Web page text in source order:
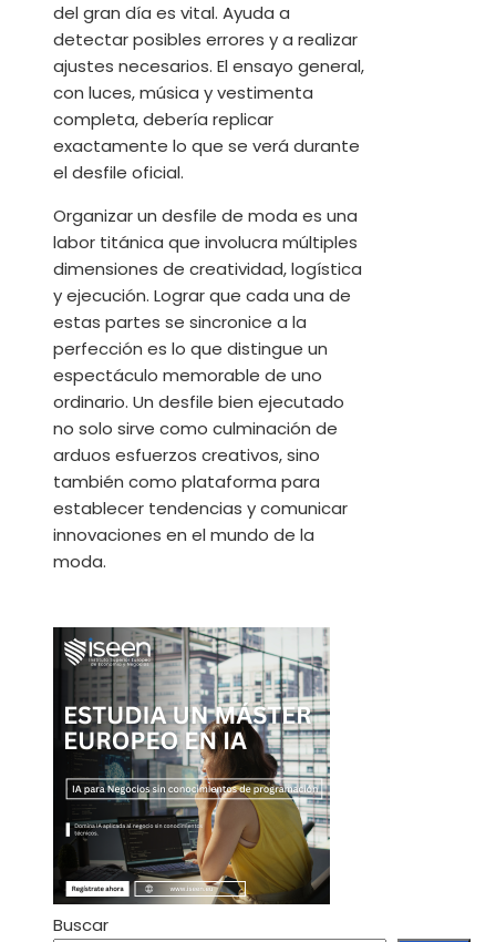
del gran día es vital. Ayuda a
detectar posibles errores y a realizar
ajustes necesarios. El ensayo general,
con luces, música y vestimenta
completa, debería replicar
exactamente lo que se verá durante
el desfile oficial.
Organizar un desfile de moda es una
labor titánica que involucra múltiples
dimensiones de creatividad, logística
y ejecución. Lograr que cada una de
estas partes se sincronice a la
perfección es lo que distingue un
espectáculo memorable de uno
ordinario. Un desfile bien ejecutado
no solo sirve como culminación de
arduos esfuerzos creativos, sino
también como plataforma para
establecer tendencias y comunicar
innovaciones en el mundo de la
moda.
Buscar